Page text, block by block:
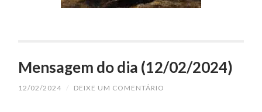
Mensagem do dia (12/02/2024)
12/02/2024 / DEIXE UM COMENTÁRIO